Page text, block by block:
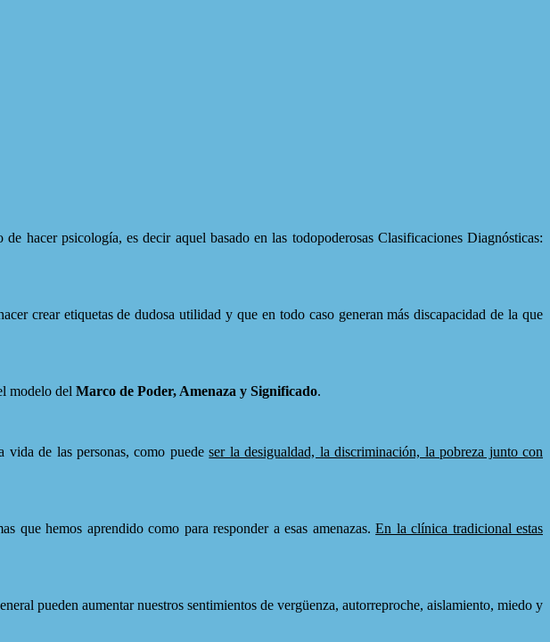
hacer psicología, es decir aquel basado en las todopoderosas Clasificaciones Diagnósticas:
crear etiquetas de dudosa utilidad y que en todo caso generan más discapacidad de la que
modelo del Marco de Poder, Amenaza y Significado.
vida de las personas, como puedeser la desigualdad, la discriminación, la pobreza junto con
que hemos aprendido como para responder a esas amenazas.En la clínica tradicional estas
pueden aumentar nuestros sentimientos de vergüenza, autorreproche, aislamiento, miedo y